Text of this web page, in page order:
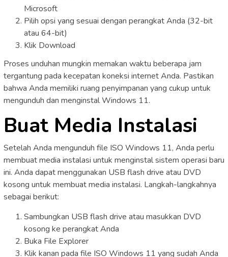
Microsoft
Pilih opsi yang sesuai dengan perangkat Anda (32-bit
atau 64-bit)
Klik Download
Proses unduhan mungkin memakan waktu beberapa jam
tergantung pada kecepatan koneksi internet Anda. Pastikan
bahwa Anda memiliki ruang penyimpanan yang cukup untuk
mengunduh dan menginstal Windows 11.
Buat Media Instalasi
Setelah Anda mengunduh file ISO Windows 11, Anda perlu
membuat media instalasi untuk menginstal sistem operasi baru
ini. Anda dapat menggunakan USB flash drive atau DVD
kosong untuk membuat media instalasi. Langkah-langkahnya
sebagai berikut:
Sambungkan USB flash drive atau masukkan DVD
kosong ke perangkat Anda
Buka File Explorer
Klik kanan pada file ISO Windows 11 yang sudah Anda